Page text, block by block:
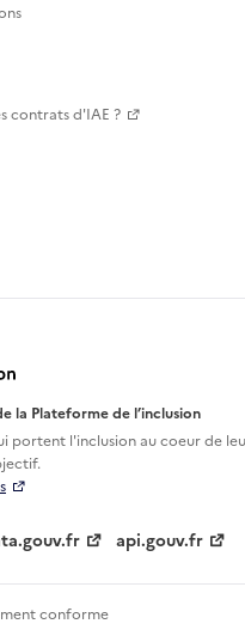
contrats d'IAE ?
la Plateforme de l’inclusion
portent l'inclusion aucoeur de
api.gouv.fr
conforme